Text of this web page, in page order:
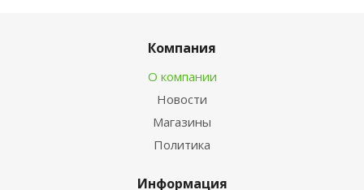
Компания
О компании
Новости
Магазины
Политика
Информация